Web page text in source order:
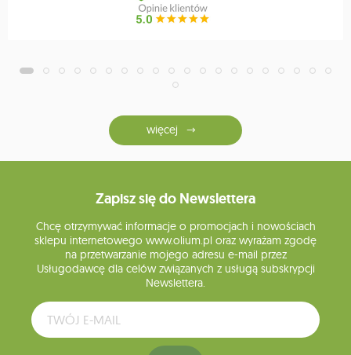
więcej
Zapisz się do Newslettera
Chcę otrzymywać informacje o promocjach i nowościach
sklepu internetowego www.olium.pl oraz wyrażam zgodę
na przetwarzanie mojego adresu e-mail przez
Usługodawcę dla celów związanych z usługą subskrypcji
Newslettera.